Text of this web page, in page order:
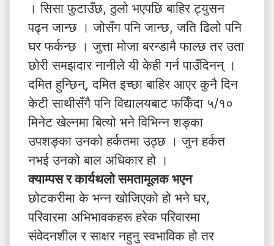
। सिसा फुटाउँछ, ठुलो भएपछि बाहिर ट्युसन
पढ्न जान्छ । जोसँग पनि जान्छ, जति ढिलो पनि
घर फर्कन्छ । जुत्ता मोजा बरन्डामै फाल्छ तर उता
छोरी समझदार नानीले यी केही गर्न पाउँदिनन् ।
दमित हुन्छिन्, दमित इच्छा बाहिर आएर कुनै दिन
केटी साथीसँगै पनि विद्यालयबाट फर्किँदा ५/१०
मिनेट खेल्नमा बित्यो भने विभिन्न शङ्का
उपशङ्का उनको हर्कतमा उठ्छ । जुन हर्कत
नभई उनको बाल अधिकार हो ।
क्याम्पस र कार्यथलो समतामूलक भएन
छोटकरीमा के भन्न खोजिएको हो भने घर,
परिवारमा अभिभावकहरू हरेक परिवारमा
संवेदनशील र साक्षर नहुनु स्वभाविक हो तर